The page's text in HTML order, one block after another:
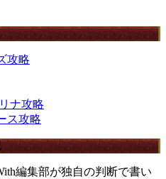
攻略
ナ攻略
ス攻略
編集部が独自の判断で書い